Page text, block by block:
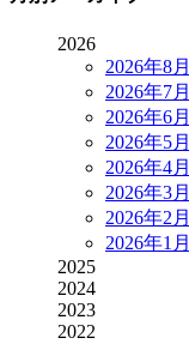
2026
2026年8月
2026年7月
2026年6月
2026年5月
2026年4月
2026年3月
2026年2月
2026年1月
2025
2024
2023
2022